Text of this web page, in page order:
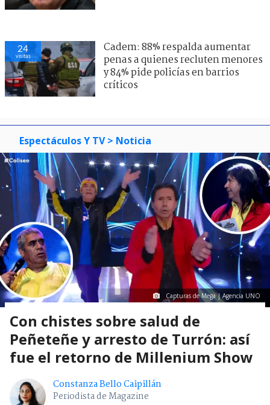
24
visitas
Cadem: 88% respalda aumentar
penas a quienes recluten menores
y 84% pide policías en barrios
críticos
Espectáculos Y TV > Noticia
Capturas de Mega | Agencia UNO
Con chistes sobre salud de
Peñeteñe y arresto de Turrón: así
fue el retorno de Millenium Show
Constanza Bello Caipillán
Periodista de Magazine